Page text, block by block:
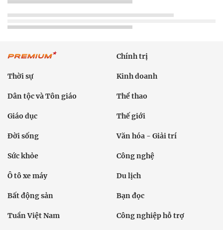
Chính trị
Thời sự Kinh doanh
Dân tộc và Tôn giáo Thể thao
Giáo dục Thế giới
Đời sống Văn hóa - Giải trí
Sức khỏe Công nghệ
Ô tô xe máy Du lịch
Bất động sản Bạn đọc
Tuần Việt Nam Công nghiệp hỗ trợ